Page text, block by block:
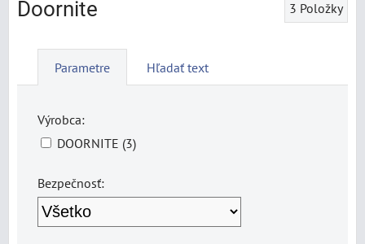
Doornite 3 Položky
Parametre Hľadať text
Výrobca:
DOORNITE (3)
Bezpečnosť: